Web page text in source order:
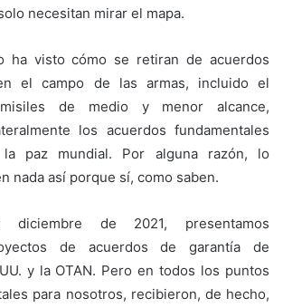
necesitan mirar el mapa.
ha visto cómo se retiran de acuerdos
el campo de las armas, incluido el
de medio y menor alcance,
los acuerdos fundamentales
paz mundial. Por alguna razón, lo
nada así porque sí, como saben.
diciembre de 2021, presentamos
de acuerdos de garantía de
y la OTAN. Pero en todos los puntos
para nosotros, recibieron, de hecho,